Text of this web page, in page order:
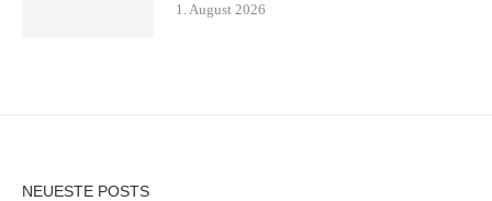
1. August 2026
NEUESTE POSTS